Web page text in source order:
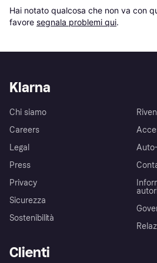
Hai notato qualcosa che non va con
favore segnala problemi qui.
Klarna
Chi siamo
Careers
Legal
Press
Privacy
Sicurezza
Sostenibilità
Clienti